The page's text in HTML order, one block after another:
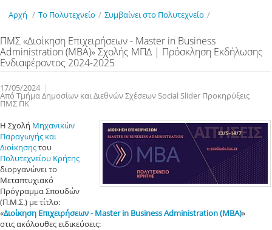
Αρχή / Το Πολυτεχνείο / Συμβαίνει στο Πολυτεχνείο /
ΠΜΣ «Διοίκηση Επιχειρήσεων - Master in Business
Administration (ΜΒΑ)» Σχολής ΜΠΔ | Πρόσκληση Εκδήλωσης
Ενδιαφέροντος 2024-2025
17/05/2024
Από Τμήμα Δημοσίων και Διεθνών Σχέσεων Social Slider Προκηρύξεις
ΠΜΣ ΠΚ
Η Σχολή Μηχανικών
Παραγωγής και
Διοίκησηςτου
Πολυτεχνείου Κρήτης
διοργανώνει το
Μεταπτυχιακό
Πρόγραμμα Σπουδών
(Π.Μ.Σ.) με τίτλο:
«Διοίκηση Επιχειρήσεων - Master in Business Administration (ΜΒΑ)»
στις ακόλουθες ειδικεύσεις: